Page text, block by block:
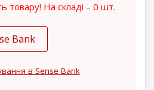
товару! На складі – 0 шт.
Bank
в Sense Bank